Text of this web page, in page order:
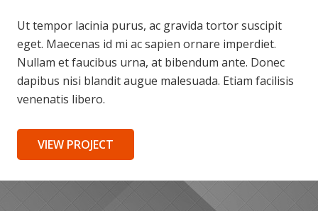
Ut tempor lacinia purus, ac gravida tortor suscipit
eget. Maecenas id mi ac sapien ornare imperdiet.
Nullam et faucibus urna, at bibendum ante. Donec
dapibus nisi blandit augue malesuada. Etiam facilisis
venenatis libero.
VIEW PROJECT